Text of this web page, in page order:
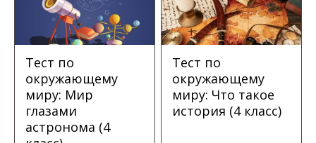
Тест по
окружающему
миру: Мир
глазами
астронома (4
Тест по
окружающему
миру: Что такое
история (4 класс)